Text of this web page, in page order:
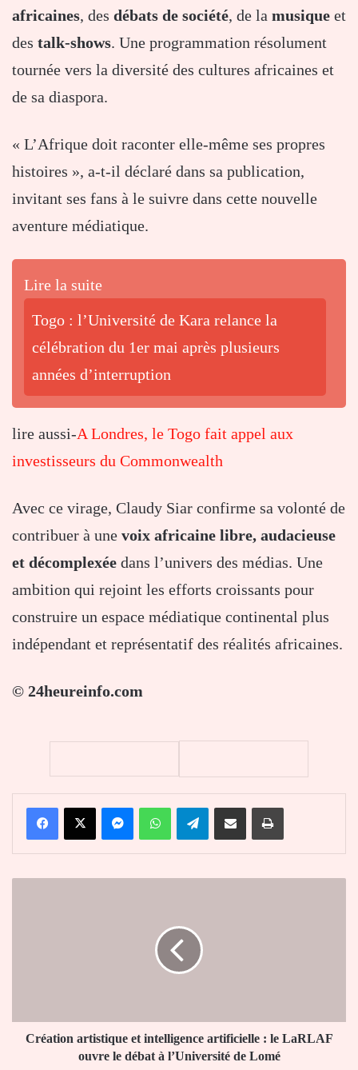
africaines, des débats de société, de la musique et
des talk-shows. Une programmation résolument
tournée vers la diversité des cultures africaines et
de sa diaspora.
« L’Afrique doit raconter elle-même ses propres
histoires », a-t-il déclaré dans sa publication,
invitant ses fans à le suivre dans cette nouvelle
aventure médiatique.
Lire la suite
Togo : l’Université de Kara relance la
célébration du 1er mai après plusieurs
années d’interruption
lire aussi-A Londres, le Togo fait appel aux
investisseurs du Commonwealth
Avec ce virage, Claudy Siar confirme sa volonté de
contribuer à une voix africaine libre, audacieuse
et décomplexée dans l’univers des médias. Une
ambition qui rejoint les efforts croissants pour
construire un espace médiatique continental plus
indépendant et représentatif des réalités africaines.
© 24heureinfo.com
FacebookX MessengerWhatsAppTelegramPartager par email Imprimer
ouvre
Création artistique et intelligence artificielle : le LaRLAF
ouvre le débat à l’Université de Lomé